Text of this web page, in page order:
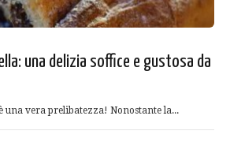
una delizia soffice e gustosa da
una vera prelibatezza! Nonostante la...